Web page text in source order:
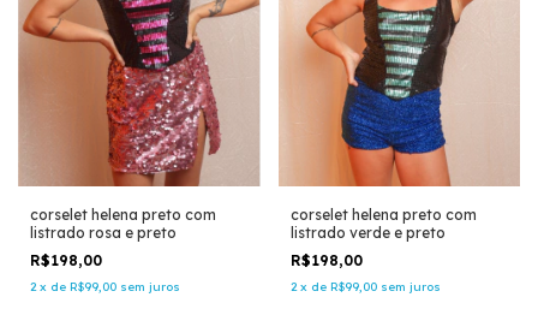
corselet helena preto com
listrado rosa e preto
R$198,00
2 x de R$99,00 sem juros
corselet helena preto com
listrado verde e preto
R$198,00
2 x de R$99,00 sem juros